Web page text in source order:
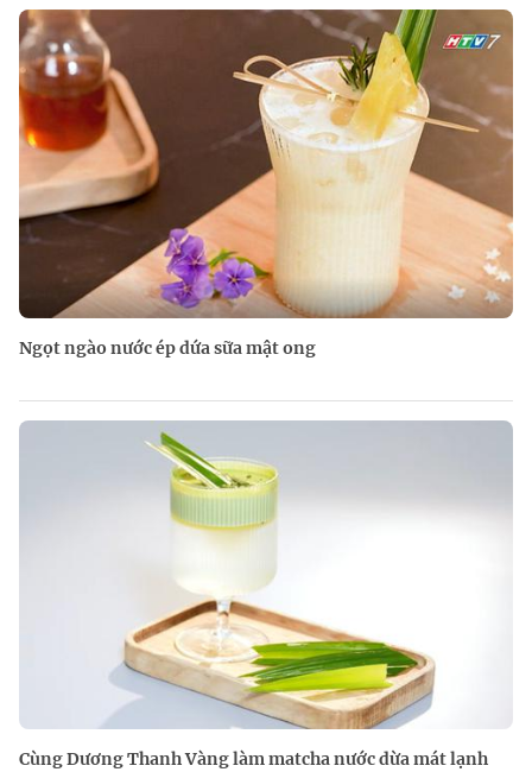
Ngọt ngào nước ép dứa sữa mật ong
Cùng Dương Thanh Vàng làm matcha nước dừa mát lạnh